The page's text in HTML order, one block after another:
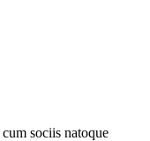
sociis natoque